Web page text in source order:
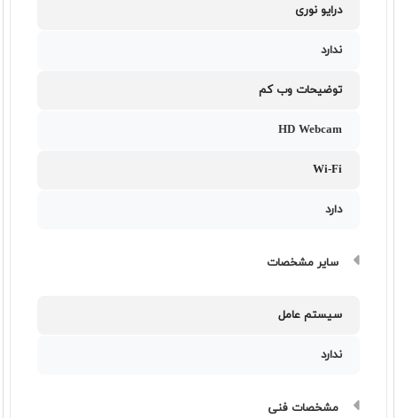
درایو نوری
ندارد
توضیحات وب کم
HD Webcam
Wi-Fi
دارد
سایر مشخصات
سیستم عامل
ندارد
مشخصات فنی